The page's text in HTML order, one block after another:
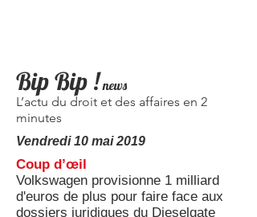
Bip Bip ! news
L’actu du droit et des affaires en 2
minutes
Vendredi 10 mai 2019
Coup d’œil
Volkswagen provisionne 1 milliard
d'euros de plus pour faire face aux
dossiers juridiques du Dieselgate